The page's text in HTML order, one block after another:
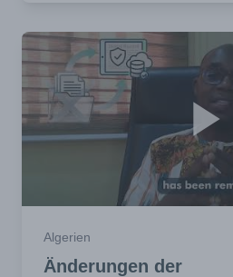
Algerien
Änderungen der